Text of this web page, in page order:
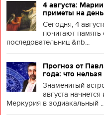
4 августа:
приметы на день
Сегодня, 4
почитают
последовательниц &nb...
Прогноз от
года: что нельзя
Знаменитый
августа
Меркурия в зодиакальный